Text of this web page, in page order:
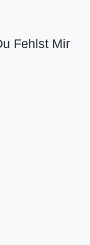
Fehlst Mir